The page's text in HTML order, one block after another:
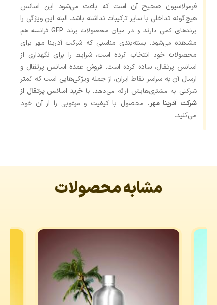
فرمولاسیون صحیح آن است که باعث می‌شود این اسانس
هیچ‌گونه تداخلی با سایر ترکیبات نداشته باشد. البته این ویژگی را
برندهای کمی دارند و در میان محصولات برند GFP فرانسه هم
مشاهده می‌شود. بسته‌بندی مناسبی که شرکت آدرینا مهر برای
محصولات خود انتخاب کرده است، شرایط را برای نگهداری از
اسانس پرتقال، ساده کرده است. فروش عمده اسانس پرتقال و
ارسال آن به سراسر نقاط ایران، از جمله ویژگی‌هایی است که کمتر
شرکتی به مشتری‌هایش ارائه می‌دهد. با خرید اسانس پرتقال از
شرکت آدرینا مهر، محصول با کیفیت و مرغوبی را از آن خود
می‌کنید.
مشابه محصولات